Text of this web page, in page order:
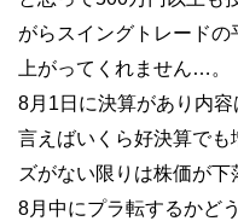
がらスイングトレード
上がってくれません…。
8月1日に決算があり内
言えばいくら好決算でも
ズがない限りは株価が下
8月中にプラ転するかど